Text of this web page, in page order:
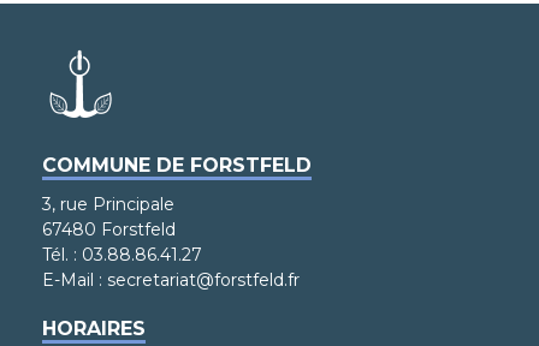
COMMUNE DE FORSTFELD
3, rue Principale
67480 Forstfeld
Tél. : 03.88.86.41.27
E-Mail : secretariat@forstfeld.fr
HORAIRES